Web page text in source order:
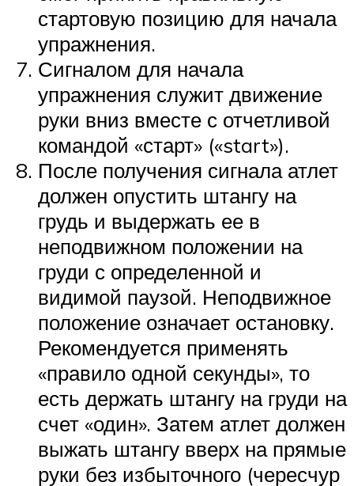
стартовую позицию для начала
упражнения.
Сигналом для начала
упражнения служит движение
руки вниз вместе с отчетливой
командой «старт» («start»).
После получения сигнала атлет
должен опустить штангу на
грудь и выдержать ее в
неподвижном положении на
груди с определенной и
видимой паузой. Неподвижное
положение означает остановку.
Рекомендуется применять
«правило одной секунды», то
есть держать штангу на груди на
счет «один». Затем атлет должен
выжать штангу вверх на прямые
руки без избыточного (чересчур